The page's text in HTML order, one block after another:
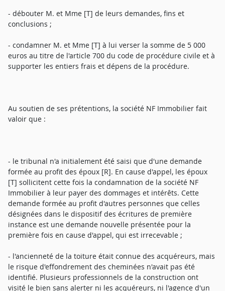
- débouter M. et Mme [T] de leurs demandes, fins et
conclusions ;
- condamner M. et Mme [T] à lui verser la somme de 5 000
euros au titre de l'article 700 du code de procédure civile et à
supporter les entiers frais et dépens de la procédure.
Au soutien de ses prétentions, la société NF Immobilier fait
valoir que :
- le tribunal n'a initialement été saisi que d'une demande
formée au profit des époux [R]. En cause d'appel, les époux
[T] sollicitent cette fois la condamnation de la société NF
Immobilier à leur payer des dommages et intérêts. Cette
demande formée au profit d'autres personnes que celles
désignées dans le dispositif des écritures de première
instance est une demande nouvelle présentée pour la
première fois en cause d'appel, qui est irrecevable ;
- l'ancienneté de la toiture était connue des acquéreurs, mais
le risque d'effondrement des cheminées n'avait pas été
identifié. Plusieurs professionnels de la construction ont
visité le bien sans alerter ni les acquéreurs, ni l'agence d'un